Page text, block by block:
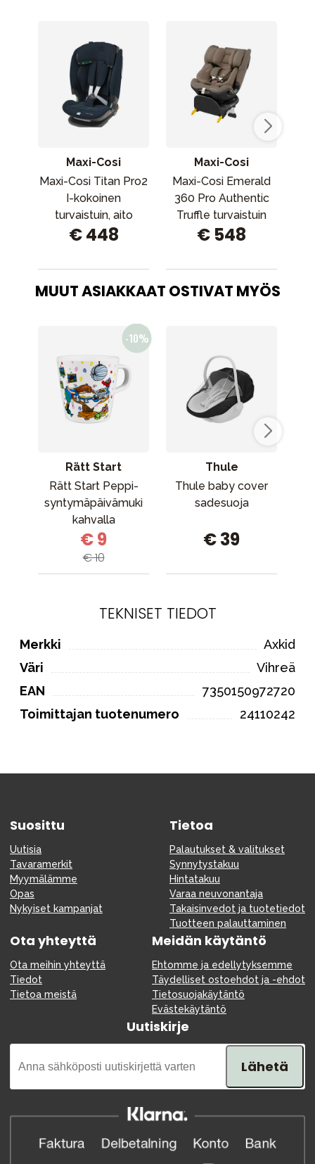
Maxi-Cosi
Maxi-Cosi Titan Pro2
I-kokoinen
turvaistuin, aito
sininen
€ 448
Maxi-Cosi
Maxi-Cosi Emerald
360 Pro Authentic
Truffle turvaistuin
€ 548
MUUT ASIAKKAAT OSTIVAT MYÖS
Rätt Start
Rätt Start Peppi-
syntymäpäivämuki
kahvalla
€ 9
€ 10
Thule
Thule baby cover
sadesuoja
€ 39
TEKNISET TIEDOT
Merkki
Axkid
Väri
Vihreä
EAN
7350150972720
Toimittajan tuotenumero
24110242
Suosittu
Uutisia
Tavaramerkit
Myymälämme
Opas
Nykyiset kampanjat
Tietoa
Palautukset & valitukset
Synnytystakuu
Hintatakuu
Varaa neuvonantaja
Takaisinvedot ja tuotetiedot
Tuotteen palauttaminen
Ota yhteyttä
Ota meihin yhteyttä
Tiedot
Tietoa meistä
Meidän käytäntö
Ehtomme ja edellytyksemme
Täydelliset ostoehdot ja -ehdot
Tietosuojakäytäntö
Evästekäytäntö
Uutiskirje
Lähetä